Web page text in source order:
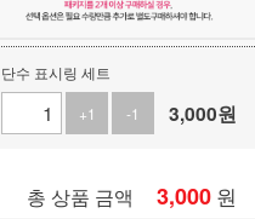
단수 표시링 세트
+1
-1 3,000원
총 상품 금액 3,000 원